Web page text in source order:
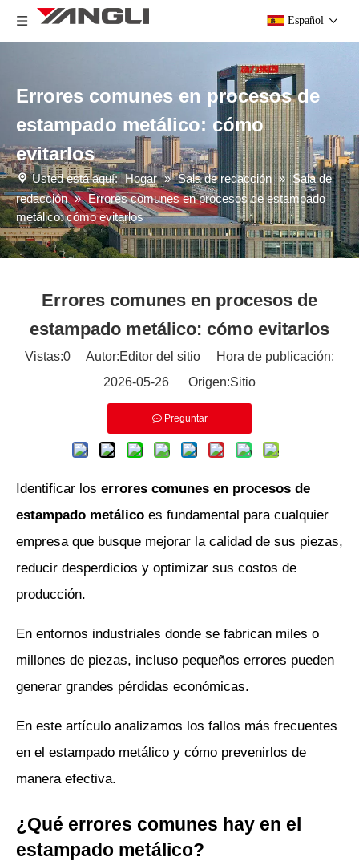
Español
Errores comunes en procesos de
estampado metálico: cómo
evitarlos
Usted está aquí: Hogar » Sala de redacción » Sala de
redacción » Errores comunes en procesos de estampado
metálico: cómo evitarlos
Errores comunes en procesos de
estampado metálico: cómo evitarlos
Vistas:0 Autor:Editor del sitio Hora de publicación:
2026-05-26 Origen:Sitio
Preguntar
Identificar los errores comunes en procesos de
estampado metálico es fundamental para cualquier
empresa que busque mejorar la calidad de sus piezas,
reducir desperdicios y optimizar sus costos de
producción.
En entornos industriales donde se fabrican miles o
millones de piezas, incluso pequeños errores pueden
generar grandes pérdidas económicas.
En este artículo analizamos los fallos más frecuentes
en el estampado metálico y cómo prevenirlos de
manera efectiva.
¿Qué errores comunes hay en el
estampado metálico?